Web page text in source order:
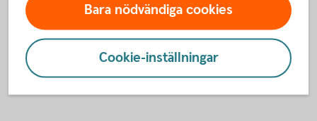
Bara nödvändiga cookies
Cookie-inställningar